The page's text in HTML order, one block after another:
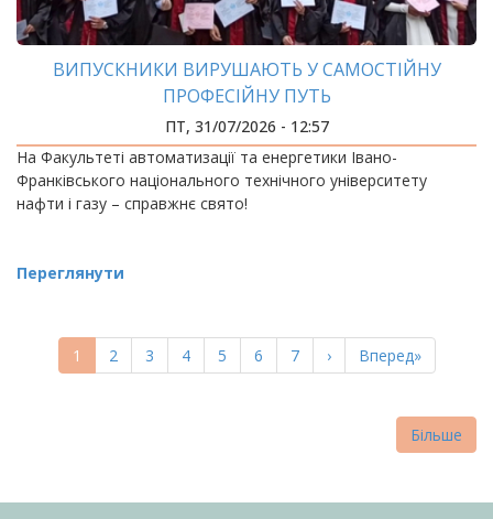
ВИПУСКНИКИ ВИРУШАЮТЬ У САМОСТІЙНУ
ПРОФЕСІЙНУ ПУТЬ
ПТ, 31/07/2026 - 12:57
На Факультеті автоматизації та енергетики Івано-
Франківського національного технічного університету
нафти і газу – справжнє свято!
Переглянути
СТОРІНКИПоточна
сторінка
1 Page
2 Page
3 Page
4 Page
5 Page
6 Page
7
Наступна
сторінка
›
Остання
сторінка
Вперед»
Більше